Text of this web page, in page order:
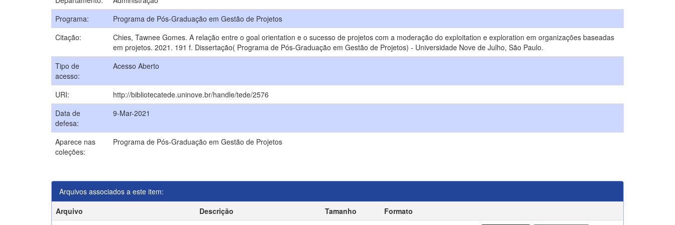
Programa:
Programa de Pós-Graduação em Gestão de Projetos
Citação:
Chies, Tawnee Gomes. A relação entre o goal orientation e o sucesso de projetos com a moderação do exploitation e exploration em organizações baseadas
em projetos. 2021. 191 f. Dissertação( Programa de Pós-Graduação em Gestão de Projetos) - Universidade Nove de Julho, São Paulo.
Tipo de
acesso:
Acesso Aberto
URI:
http://bibliotecatede.uninove.br/handle/tede/2576
Data de
defesa:
9-Mar-2021
Aparece nas
coleções:
Programa de Pós-Graduação em Gestão de Projetos
Arquivos associados a este item:
Arquivo
Descrição Tamanho
Formato